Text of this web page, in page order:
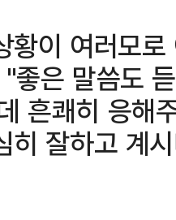
황이 여러모
좋은 말씀도
흔쾌히 응해
히 잘하고 계